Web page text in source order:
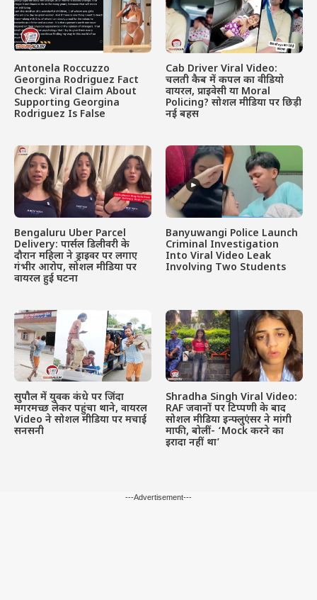
Antonela Roccuzzo
Georgina Rodriguez Fact
Check: Viral Claim About
Supporting Georgina
Rodriguez Is False
Cab Driver Viral Video:
चलती कैब में कपल का वीडियो
वायरल, प्राइवेसी या Moral
Policing? सोशल मीडिया पर छिड़ी
नई बहस
Bengaluru Uber Parcel
Delivery: पार्सल डिलीवरी के
दौरान महिला ने ड्राइवर पर लगाए
गंभीर आरोप, सोशल मीडिया पर
वायरल हुई घटना
Banyuwangi Police Launch
Criminal Investigation
Into Viral Video Leak
Involving Two Students
सुपौल में युवक कंधे पर जिंदा
मगरमच्छ लेकर पहुंचा थाने, वायरल
Video ने सोशल मीडिया पर मचाई
सनसनी
Shradha Singh Viral Video:
RAF जवानों पर टिप्पणी के बाद
सोशल मीडिया इन्फ्लुएंसर ने मांगी
माफी, बोलीं- ‘Mock करने का
इरादा नहीं था’
---Advertisement---